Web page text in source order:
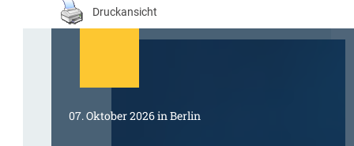
Druckansicht
07. Oktober 2026 in Berlin